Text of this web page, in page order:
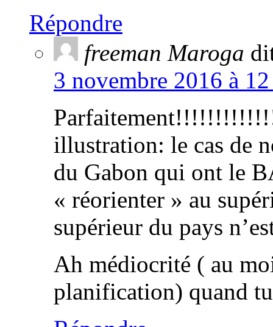
Répondre
freeman Maroga
3 novembre 2016 à
illustration: le cas de
du Gabon qui ont le
« réorienter » au
supérieur du pays
Ah médiocrité ( au
planification) quand